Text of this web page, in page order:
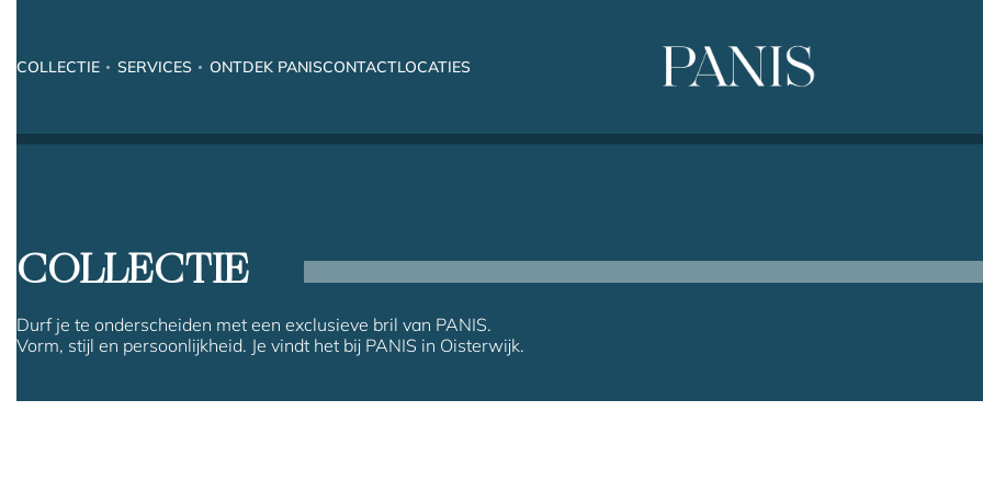
COLLECTIE SERVICES ONTDEK PANISCONTACTLOCATIES
COLLECTIE
Durf je te onderscheiden met een exclusieve bril van PANIS.
Vorm, stijl en persoonlijkheid. Je vindt het bij PANIS in Oisterwijk.